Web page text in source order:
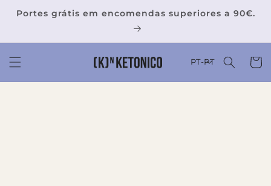
para o
Portes grátis em encomendas superiores a 90€.
PT-PT